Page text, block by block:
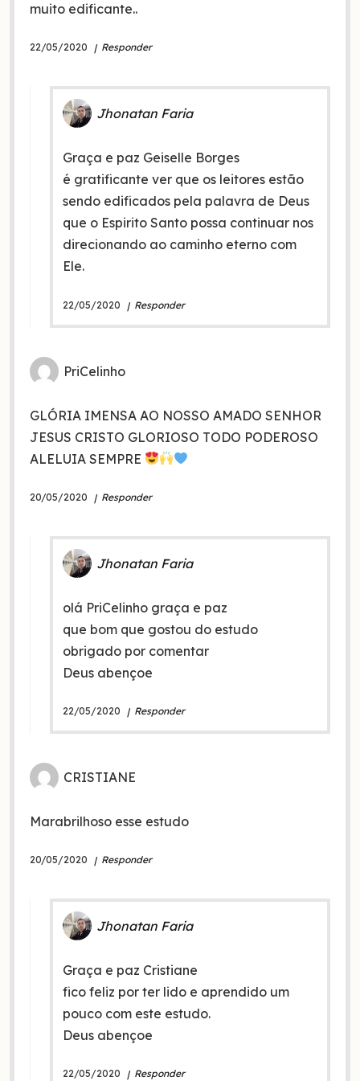
muito edificante..
22/05/2020 Responder
Jhonatan Faria
Graça e paz Geiselle Borges
é gratificante ver que os leitores estão
sendo edificados pela palavra de Deus
que o Espirito Santo possa continuar nos
direcionando ao caminho eterno com
Ele.
22/05/2020 Responder
PriCelinho
GLÓRIA IMENSA AO NOSSO AMADO SENHOR
JESUS CRISTO GLORIOSO TODO PODEROSO
ALELUIA SEMPRE
20/05/2020 Responder
Jhonatan Faria
olá PriCelinho graça e paz
que bom que gostou do estudo
obrigado por comentar
Deus abençoe
22/05/2020 Responder
CRISTIANE
Marabrilhoso esse estudo
20/05/2020 Responder
Jhonatan Faria
Graça e paz Cristiane
fico feliz por ter lido e aprendido um
pouco com este estudo.
Deus abençoe
22/05/2020 Responder